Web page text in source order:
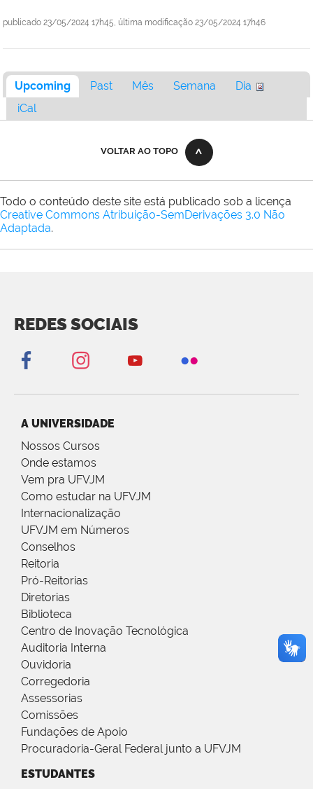
publicado 23/05/2024 17h45, última modificação 23/05/2024 17h46
Upcoming Past Mês Semana
Dia
iCal
VOLTAR AO TOPO
Todo o conteúdo deste site está publicado sob a licença
Creative Commons Atribuição-SemDerivações 3.0 Não
Adaptada.
REDES SOCIAIS
A UNIVERSIDADE
Nossos Cursos
Onde estamos
Vem pra UFVJM
Como estudar na UFVJM
Internacionalização
UFVJM em Números
Conselhos
Reitoria
Pró-Reitorias
Diretorias
Biblioteca
Centro de Inovação Tecnológica
Auditoria Interna
Ouvidoria
Corregedoria
Assessorias
Comissões
Fundações de Apoio
Procuradoria-Geral Federal junto a UFVJM
ESTUDANTES